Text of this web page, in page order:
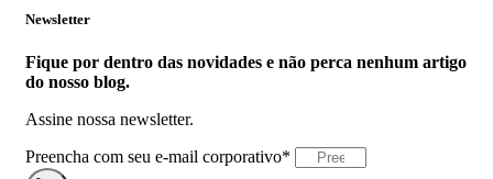
Newsletter
Fique por dentro das novidades e não perca nenhum artigo
do nosso blog.
Assine nossa newsletter.
Preencha com seu e-mail corporativo*